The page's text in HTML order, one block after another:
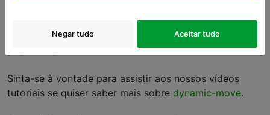
Negar tudo Aceitar tudo
O que é dynamic-move e como funciona?
Sinta-se à vontade para assistir aos nossos vídeos
tutoriais se quiser saber mais sobre dynamic-move.